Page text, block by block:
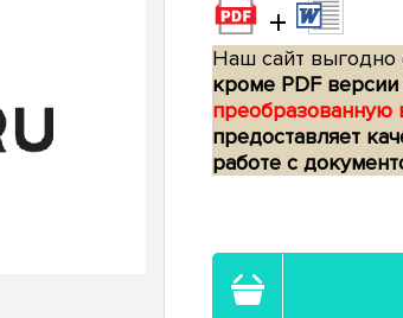
+
Наш сайт выгодно
кроме PDF версии
преобразованную
предоставляет
работе с